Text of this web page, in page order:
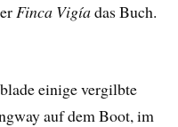
Finca Vigíadas Buch.
einige vergilbte
auf dem Boot, im